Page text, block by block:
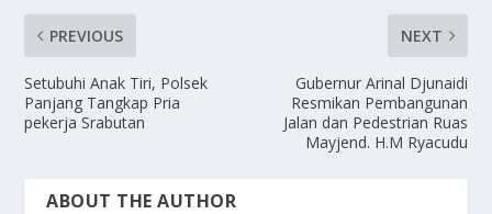
PREVIOUS
Setubuhi Anak Tiri, Polsek
Panjang Tangkap Pria
pekerja Srabutan
NEXT
Gubernur Arinal Djunaidi
Resmikan Pembangunan
Jalan dan Pedestrian Ruas
Mayjend. H.M Ryacudu
ABOUT THE AUTHOR